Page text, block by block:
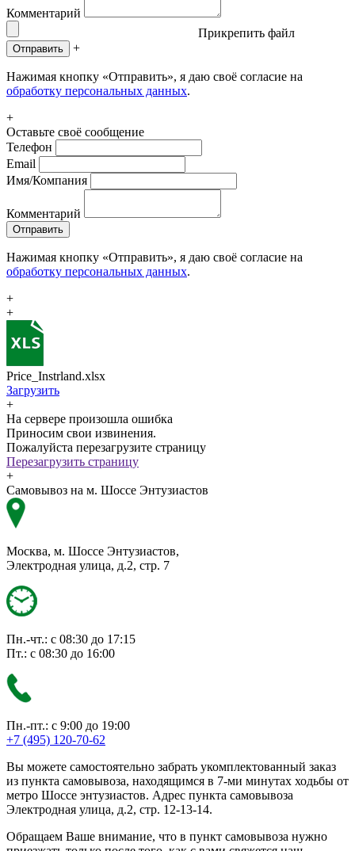
Комментарий
Прикрепить файл
Отправить +
Нажимая кнопку «Отправить», я даю своё согласие на
обработку персональных данных.
+
Оставьте своё сообщение
Телефон
Email
Имя/Компания
Комментарий
Отправить
Нажимая кнопку «Отправить», я даю своё согласие на
обработку персональных данных.
+
+
Price_Instrland.xlsx
Загрузить
+
На сервере произошла ошибка
Приносим свои извинения.
Пожалуйста перезагрузите страницу
Перезагрузить страницу
+
Самовывоз на м. Шоссе Энтузиастов
Москва, м. Шоссе Энтузиастов,
Электродная улица, д.2, стр. 7
Пн.-чт.: с 08:30 до 17:15
Пт.: с 08:30 до 16:00
Пн.-пт.: с 9:00 до 19:00
+7 (495) 120-70-62
Вы можете самостоятельно забрать укомплектованный заказ
из пункта самовывоза, находящимся в 7-ми минутах ходьбы от
метро Шоссе энтузиастов. Адрес пункта самовывоза
Электродная улица, д.2, стр. 12-13-14.
Обращаем Ваше внимание, что в пункт самовывоза нужно